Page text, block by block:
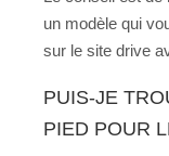
un modèle qui
sur le site drive
PUIS-JE
PIED POUR